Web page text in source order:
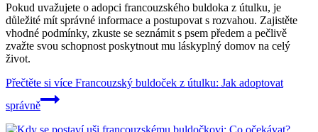
Pokud uvažujete o adopci francouzského buldoka z útulku, je
důležité mít správné informace a postupovat s rozvahou. Zajistěte
vhodné podmínky, zkuste se seznámit s psem předem a pečlivě
zvažte svou schopnost poskytnout mu láskyplný domov na celý
život.
Přečtěte si více Francouzský buldoček z útulku: Jak adoptovat
správně